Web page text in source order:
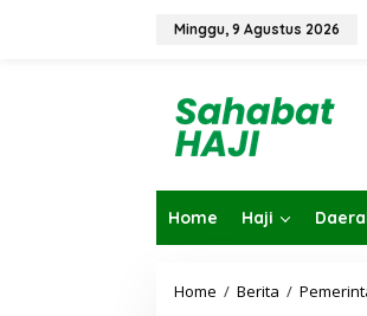
Minggu, 9 Agustus 2026
Home Haji
Home / Berita /